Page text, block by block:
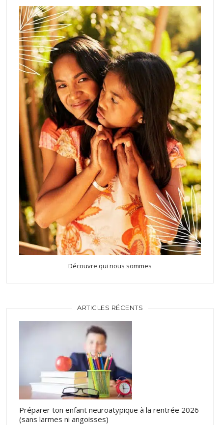
Découvre qui nous sommes
ARTICLES RÉCENTS
Préparer ton enfant neuroatypique à la rentrée 2026
(sans larmes ni angoisses)